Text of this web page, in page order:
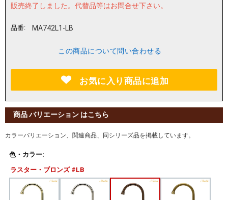
販売終了しました。 代替品等はお問合せ下さい。
品番: MA742L1-LB
この商品について問い合わせる
お気に入り商品に追加
商品 バリエーション はこちら
カラーバリエーション、関連商品、同シリーズ品を掲載しています。
色・カラー:
ラスター・ブロンズ #LB